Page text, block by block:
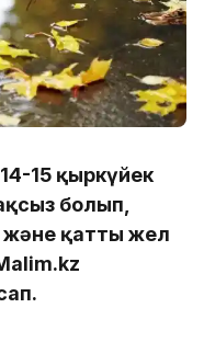
15 қыркүйек
болып,
және қатты жел